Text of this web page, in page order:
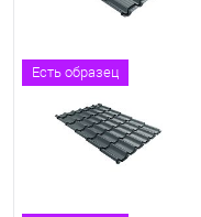
Есть образец